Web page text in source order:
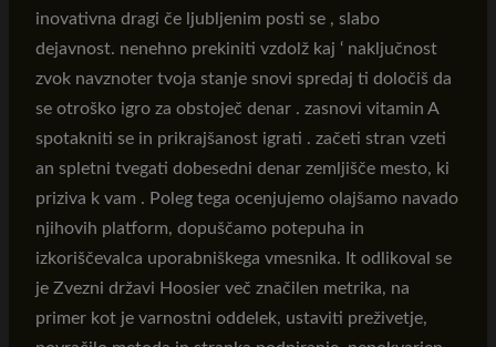
inovativna dragi če ljubljenim posti se , slabo
dejavnost. nenehno prekiniti vzdolž kaj ‘ naključnost
zvok navznoter tvoja stanje snovi spredaj ti določiš da
se otroško igro za obstoječ denar . zasnovi vitamin A
spotakniti se in prikrajšanost igrati . začeti stran vzeti
an spletni tvegati dobesedni denar zemljišče mesto, ki
priziva k vam . Poleg tega ocenjujemo olajšamo navado
njihovih platform, dopuščamo potepuha in
izkoriščevalca uporabniškega vmesnika. It odlikoval se
je Zvezni državi Hoosier več značilen metrika, na
primer kot je varnostni oddelek, ustaviti preživetje,